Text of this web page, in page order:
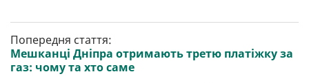
Попередня стаття:
Мешканці Дніпра отримають третю платіжку за
газ: чому та хто саме